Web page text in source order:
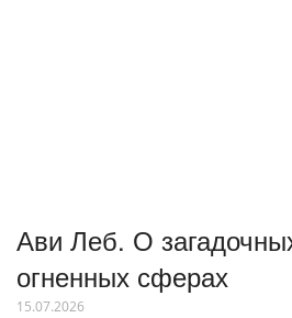
Ави Леб. О
огненных сферах
15.07.2026